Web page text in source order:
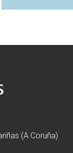
(A Coruña)